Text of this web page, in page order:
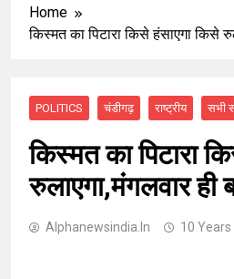
Home
किस्मत का पिटारा किसे हंसाएगा किसे
POLITICS चंडीगढ़ राष्ट्रीय सभी
किस्मत का पिटारा
रुलाएगा,मंगलवार ही
Alphanewsindia.in 10 Years